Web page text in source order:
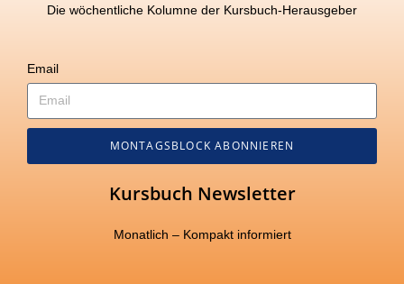
Die wöchentliche Kolumne der Kursbuch-Herausgeber
Email
MONTAGSBLOCK ABONNIEREN
Kursbuch Newsletter
Monatlich – Kompakt informiert